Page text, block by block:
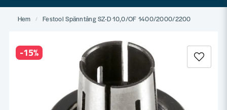
Hem Festool Spänntång SZ-D 10,0/OF 1400/2000/2200
-15%